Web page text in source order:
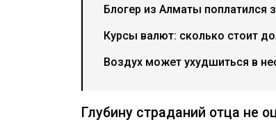
Блогер из Алматы поплатился
Курсы валют: сколько стоит
Воздух может ухудшиться в
Глубину страданий отца не